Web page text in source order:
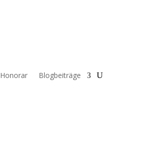
Honorar Blogbeiträge